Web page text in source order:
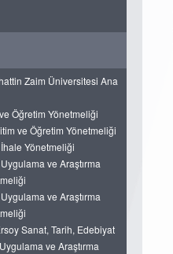
Zaim Üniversitesi Ana
Öğretim Yönetmeliği
ve Öğretim Yönetmeliği
Yönetmeliği
ve Araştırma
Uygulama ve Araştırma
Sanat, Tarih, Edebiyat
ve Araştırma